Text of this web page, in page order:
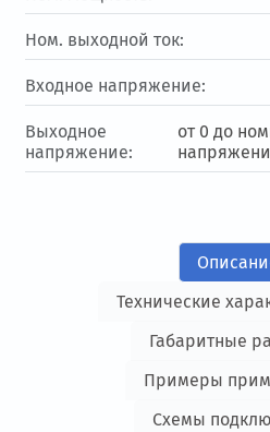
Ном. выходной ток:
Входное напряжение:
Выходное
напряжение:
от 0 до
Технические
Габаритные
Примеры
Схемы